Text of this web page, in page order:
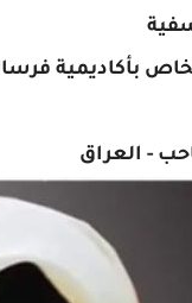
بأكاديمية
- العراق